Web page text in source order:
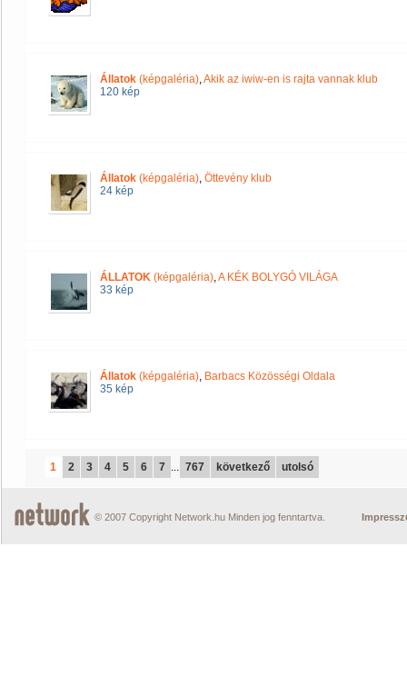
Állatok (képgaléria),Akik az iwiw-en is rajta vannak klub
120 kép
Állatok (képgaléria), Öttevény klub
24 kép
ÁLLATOK (képgaléria),A KÉK BOLYGÓ VILÁGA
33 kép
Állatok (képgaléria), Barbacs Közösségi Oldala
35 kép
1 2 3 4 5 6 7 ... 767 következő utolsó
© 2007 Copyright Network.hu Minden jog fenntartva.